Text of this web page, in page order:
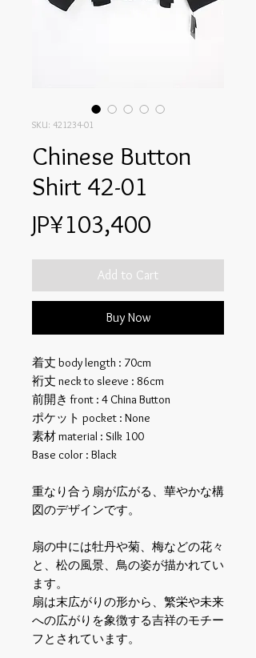
SKU: 421234-01
Chinese Button
Shirt 42-01
JP¥103,400
Add to Cart
Buy Now
着丈 body length : 70cm
裄丈 neck to sleeve : 86cm
前開き front : 4 China Button
ポケット pocket : None
素材 material : Silk 100
Base color : Black
重なり合う扇が広がる、華やかな構
図のデザインです。
扇の中には牡丹や菊、梅などの花々
と、松の風景、鳥の姿が描かれてい
ます。
扇は末広がりの形から、繁栄や未来
への広がりを象徴する吉祥のモチー
フとされています。